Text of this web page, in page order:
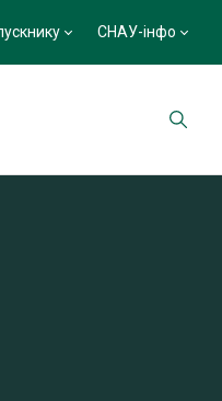
СНАУ-інфо